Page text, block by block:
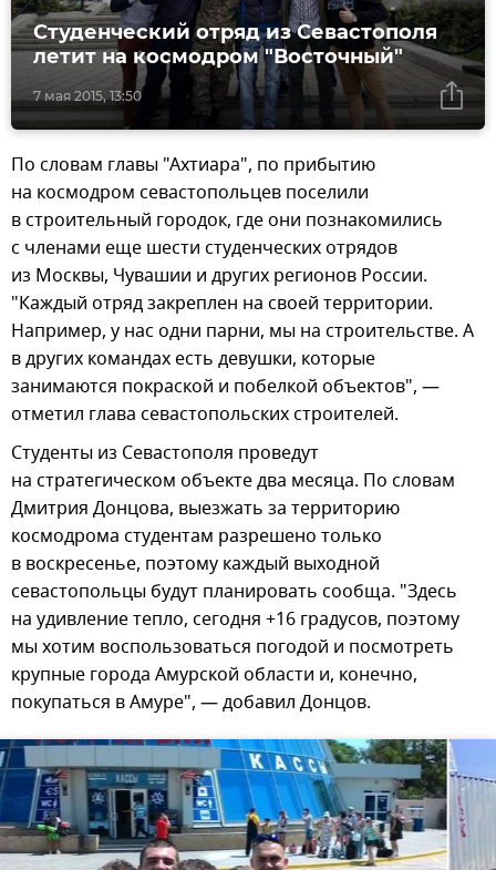
7 мая 2015, 13:50
Студенческий отряд из Севастополя
летит на космодром "Восточный"
По словам главы "Ахтиара", по прибытию
на космодром севастопольцев поселили
в строительный городок, где они познакомились
с членами еще шести студенческих отрядов
из Москвы, Чувашии и других регионов России.
"Каждый отряд закреплен на своей территории.
Например, у нас одни парни, мы на строительстве. А
в других командах есть девушки, которые
занимаются покраской и побелкой объектов", —
отметил глава севастопольских строителей.
Студенты из Севастополя проведут
на стратегическом объекте два месяца. По словам
Дмитрия Донцова, выезжать за территорию
космодрома студентам разрешено только
в воскресенье, поэтому каждый выходной
севастопольцы будут планировать сообща. "Здесь
на удивление тепло, сегодня +16 градусов, поэтому
мы хотим воспользоваться погодой и посмотреть
крупные города Амурской области и, конечно,
покупаться в Амуре", — добавил Донцов.